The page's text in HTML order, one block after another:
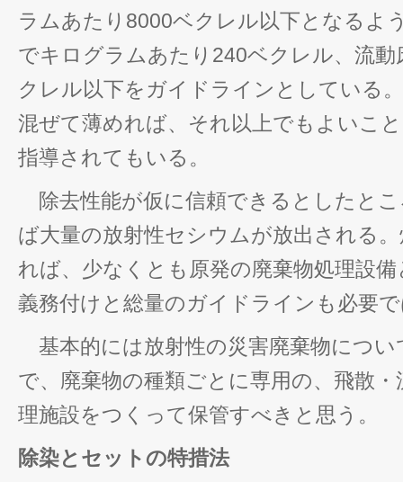
ラムあたり8000ベクレル以下となるよ
でキログラムあたり240ベクレル、流動
クレル以下をガイドラインとしている
混ぜて薄めれば、それ以上でもよいこ
指導されてもいる。
除去性能が仮に信頼できるとしたと
ば大量の放射性セシウムが放出される
れば、少なくとも原発の廃棄物処理設
義務付けと総量のガイドラインも必要
基本的には放射性の災害廃棄物につい
で、廃棄物の種類ごとに専用の、飛散
理施設をつくって保管すべきと思う。
除染とセットの特措法